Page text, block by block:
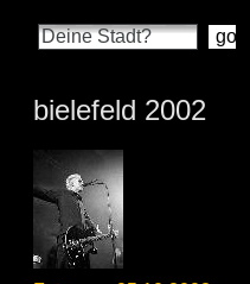
bielefeld 2002